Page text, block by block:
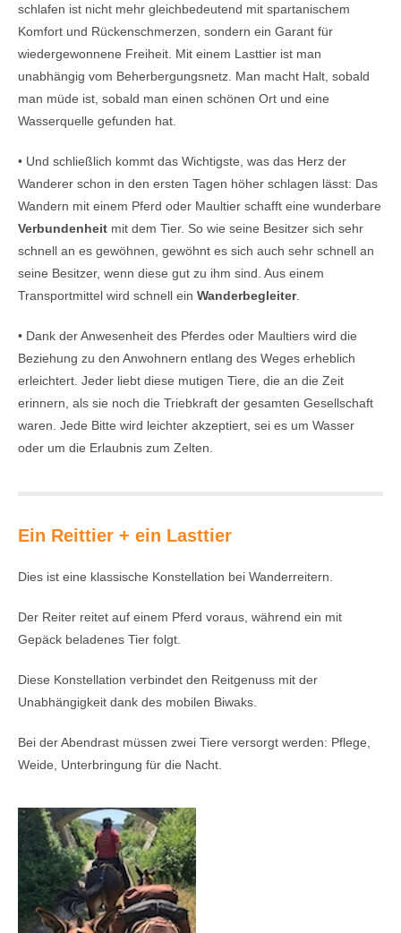
schlafen ist nicht mehr gleichbedeutend mit spartanischem
Komfort und Rückenschmerzen, sondern ein Garant für
wiedergewonnene Freiheit. Mit einem Lasttier ist man
unabhängig vom Beherbergungsnetz. Man macht Halt, sobald
man müde ist, sobald man einen schönen Ort und eine
Wasserquelle gefunden hat.
• Und schließlich kommt das Wichtigste, was das Herz der
Wanderer schon in den ersten Tagen höher schlagen lässt: Das
Wandern mit einem Pferd oder Maultier schafft eine wunderbare
Verbundenheit mit dem Tier. So wie seine Besitzer sich sehr
schnell an es gewöhnen, gewöhnt es sich auch sehr schnell an
seine Besitzer, wenn diese gut zu ihm sind. Aus einem
Transportmittel wird schnell ein Wanderbegleiter.
• Dank der Anwesenheit des Pferdes oder Maultiers wird die
Beziehung zu den Anwohnern entlang des Weges erheblich
erleichtert. Jeder liebt diese mutigen Tiere, die an die Zeit
erinnern, als sie noch die Triebkraft der gesamten Gesellschaft
waren. Jede Bitte wird leichter akzeptiert, sei es um Wasser
oder um die Erlaubnis zum Zelten.
Ein Reittier + ein Lasttier
Dies ist eine klassische Konstellation bei Wanderreitern.
Der Reiter reitet auf einem Pferd voraus, während ein mit
Gepäck beladenes Tier folgt.
Diese Konstellation verbindet den Reitgenuss mit der
Unabhängigkeit dank des mobilen Biwaks.
Bei der Abendrast müssen zwei Tiere versorgt werden: Pflege,
Weide, Unterbringung für die Nacht.